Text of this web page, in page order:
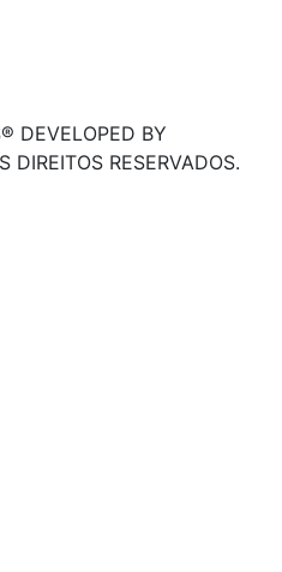
DEVELOPED BY
DIREITOS RESERVADOS.